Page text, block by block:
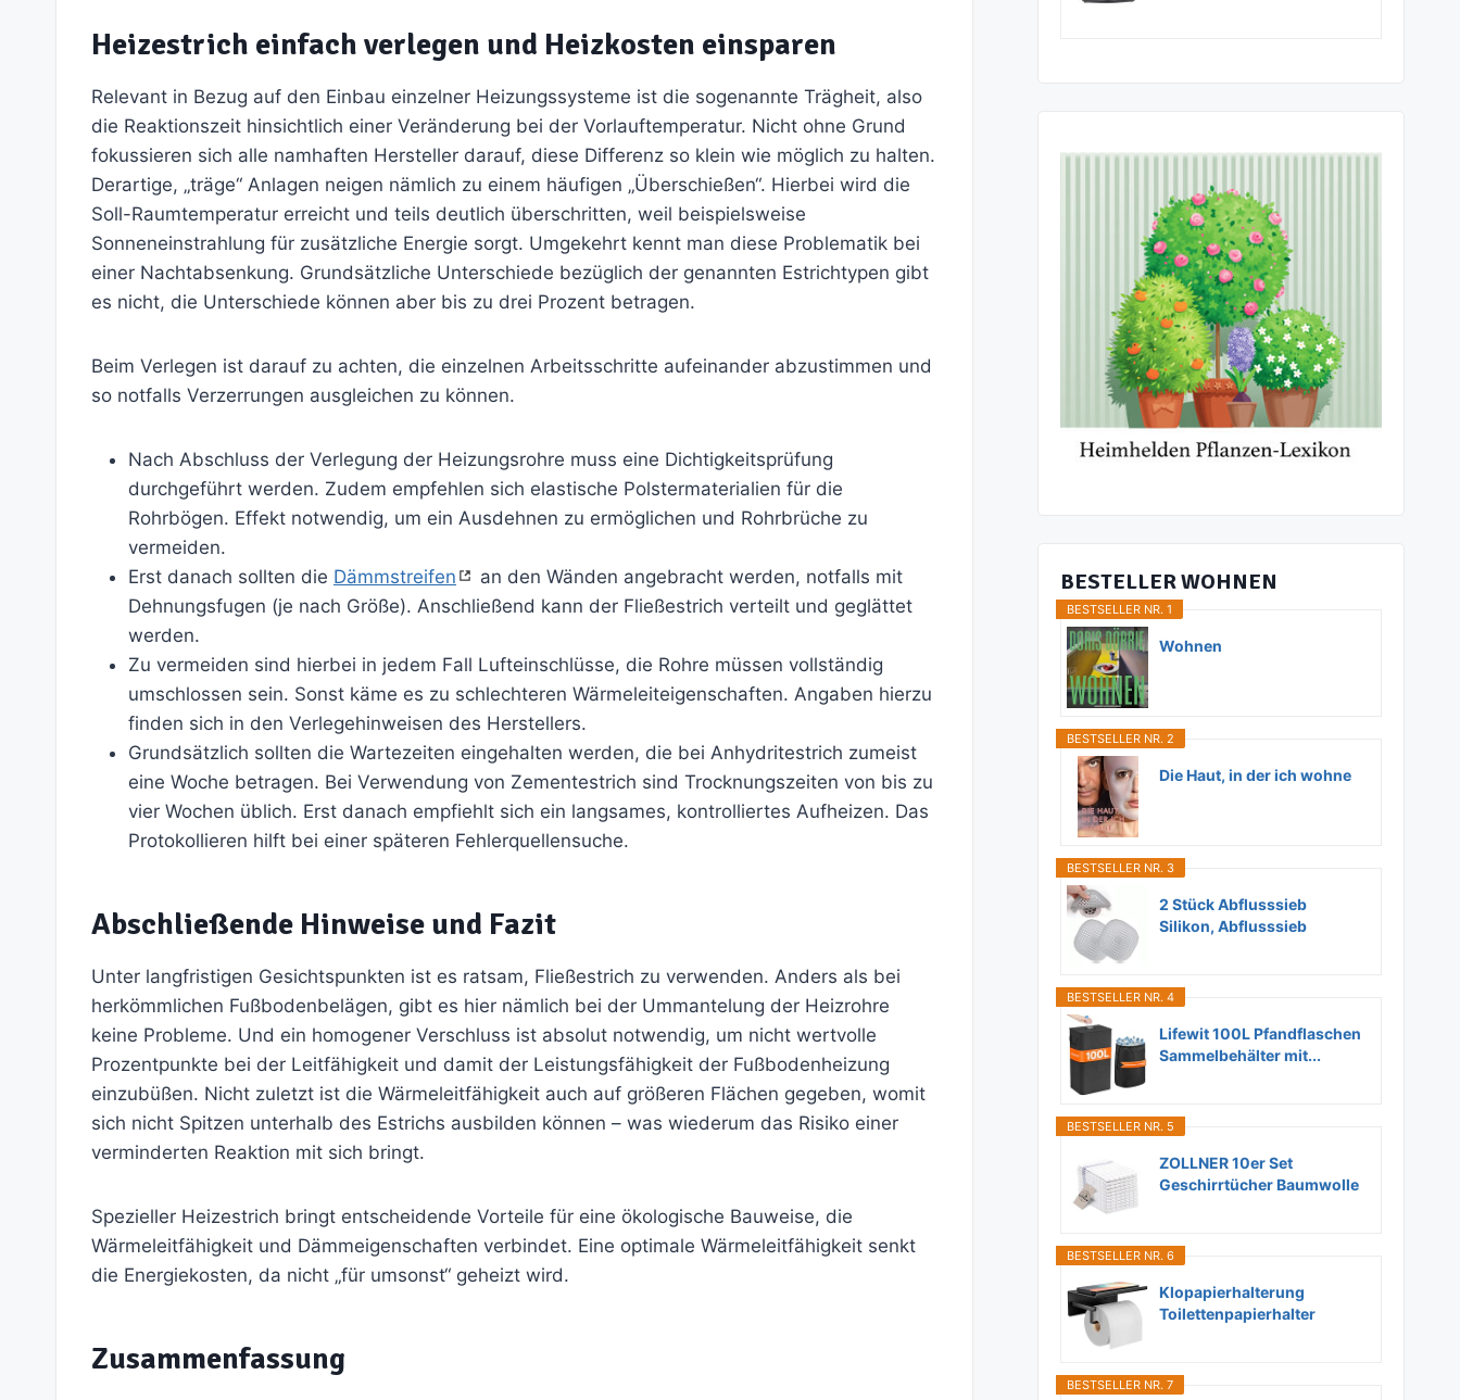
Heizestrich einfach verlegen und Heizkosten einsparen
Relevant in Bezug auf den Einbau einzelner Heizungssysteme ist die sogenannte Trägheit, also
die Reaktionszeit hinsichtlich einer Veränderung bei der Vorlauftemperatur. Nicht ohne Grund
fokussieren sich alle namhaften Hersteller darauf, diese Differenz so klein wie möglich zu halten.
Derartige, „träge“ Anlagen neigen nämlich zu einem häufigen „Überschießen“. Hierbei wird die
Soll-Raumtemperatur erreicht und teils deutlich überschritten, weil beispielsweise
Sonneneinstrahlung für zusätzliche Energie sorgt. Umgekehrt kennt man diese Problematik bei
einer Nachtabsenkung. Grundsätzliche Unterschiede bezüglich der genannten Estrichtypen gibt
es nicht, die Unterschiede können aber bis zu drei Prozent betragen.
Beim Verlegen ist darauf zu achten, die einzelnen Arbeitsschritte aufeinander abzustimmen und
so notfalls Verzerrungen ausgleichen zu können.
Nach Abschluss der Verlegung der Heizungsrohre muss eine Dichtigkeitsprüfung
durchgeführt werden. Zudem empfehlen sich elastische Polstermaterialien für die
Rohrbögen. Effekt notwendig, um ein Ausdehnen zu ermöglichen und Rohrbrüche zu
vermeiden.
Erst danach sollten die Dämmstreifen
an den Wänden angebracht werden, notfalls mit
Dehnungsfugen (je nach Größe). Anschließend kann der Fließestrich verteilt und geglättet
werden.
Zu vermeiden sind hierbei in jedem Fall Lufteinschlüsse, die Rohre müssen vollständig
umschlossen sein. Sonst käme es zu schlechteren Wärmeleiteigenschaften. Angaben hierzu
finden sich in den Verlegehinweisen des Herstellers.
Grundsätzlich sollten die Wartezeiten eingehalten werden, die bei Anhydritestrich zumeist
eine Woche betragen. Bei Verwendung von Zementestrich sind Trocknungszeiten von bis zu
vier Wochen üblich. Erst danach empfiehlt sich ein langsames, kontrolliertes Aufheizen. Das
Protokollieren hilft bei einer späteren Fehlerquellensuche.
Abschließende Hinweise und Fazit
Unter langfristigen Gesichtspunkten ist es ratsam, Fließestrich zu verwenden. Anders als bei
herkömmlichen Fußbodenbelägen, gibt es hier nämlich bei der Ummantelung der Heizrohre
keine Probleme. Und ein homogener Verschluss ist absolut notwendig, um nicht wertvolle
Prozentpunkte bei der Leitfähigkeit und damit der Leistungsfähigkeit der Fußbodenheizung
einzubüßen. Nicht zuletzt ist die Wärmeleitfähigkeit auch auf größeren Flächen gegeben, womit
sich nicht Spitzen unterhalb des Estrichs ausbilden können – was wiederum das Risiko einer
verminderten Reaktion mit sich bringt.
Spezieller Heizestrich bringt entscheidende Vorteile für eine ökologische Bauweise, die
Wärmeleitfähigkeit und Dämmeigenschaften verbindet. Eine optimale Wärmeleitfähigkeit senkt
die Energiekosten, da nicht „für umsonst“ geheizt wird.
Zusammenfassung
BESTELLER WOHNEN
BESTSELLER NR. 1
Wohnen
BESTSELLER NR. 2
Die Haut, in der ich wohne
BESTSELLER NR. 3
2 Stück Abflusssieb
Silikon, Abflusssieb
BESTSELLER NR. 4
Lifewit 100L Pfandflaschen
Sammelbehälter mit...
BESTSELLER NR. 5
ZOLLNER 10er Set
Geschirrtücher Baumwolle
BESTSELLER NR. 6
Klopapierhalterung
Toilettenpapierhalter
BESTSELLER NR. 7